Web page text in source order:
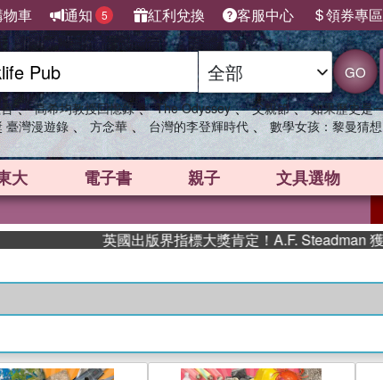
物車 通知 5 紅利兌換 客服中心 領券專區
GO
、 高希均教授回憶錄 、 The Odyssey 、 父親節 、 如果歷史是
臺灣漫遊錄 、 方念華 、 台灣的李登輝時代 、 數學女孩：黎曼猜想
大 電子書 親子 文具選物
英國出版界指標大獎肯定！A.F. Steadman 獲年度作